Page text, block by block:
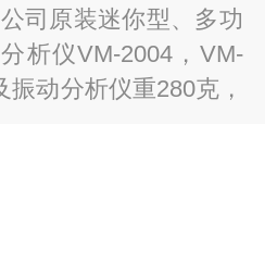
司原装迷你型、多功
析仪VM-2004，VM-
动分析仪重280克，
络值及高频值